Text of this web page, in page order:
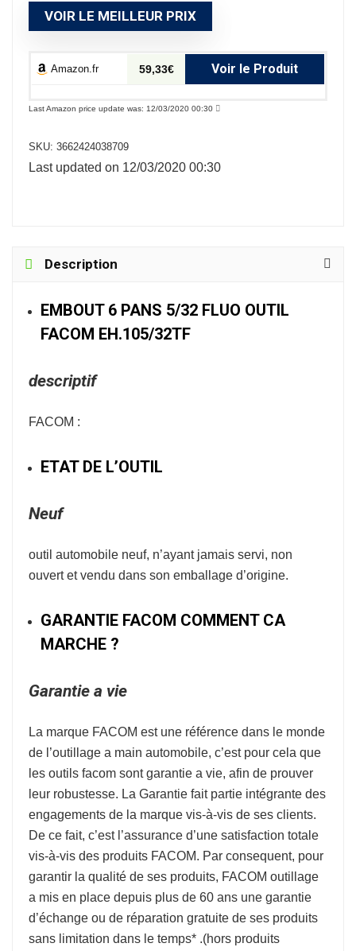
VOIR LE MEILLEUR PRIX
Amazon.fr 59,33€ Voir le Produit
Last Amazon price update was: 12/03/2020 00:30
SKU: 3662424038709
Last updated on 12/03/2020 00:30
Description
EMBOUT 6 PANS 5/32 FLUO OUTIL
FACOM EH.105/32TF
descriptif
FACOM :
ETAT DE L’OUTIL
Neuf
outil automobile neuf, n’ayant jamais servi, non
ouvert et vendu dans son emballage d’origine.
GARANTIE FACOM COMMENT CA
MARCHE ?
Garantie a vie
La marque FACOM est une référence dans le monde
de l’outillage a main automobile, c’est pour cela que
les outils facom sont garantie a vie, afin de prouver
leur robustesse. La Garantie fait partie intégrante des
engagements de la marque vis-à-vis de ses clients.
De ce fait, c’est l’assurance d’une satisfaction totale
vis-à-vis des produits FACOM. Par consequent, pour
garantir la qualité de ses produits, FACOM outillage
a mis en place depuis plus de 60 ans une garantie
d’échange ou de réparation gratuite de ses produits
sans limitation dans le temps* .(hors produits